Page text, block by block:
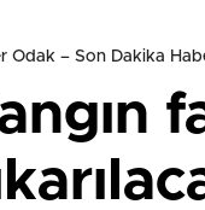
Odak – Son Dakika